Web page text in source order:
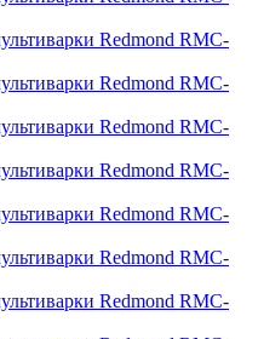
Redmond RMC-
Redmond RMC-
Redmond RMC-
Redmond RMC-
Redmond RMC-
Redmond RMC-
Redmond RMC-